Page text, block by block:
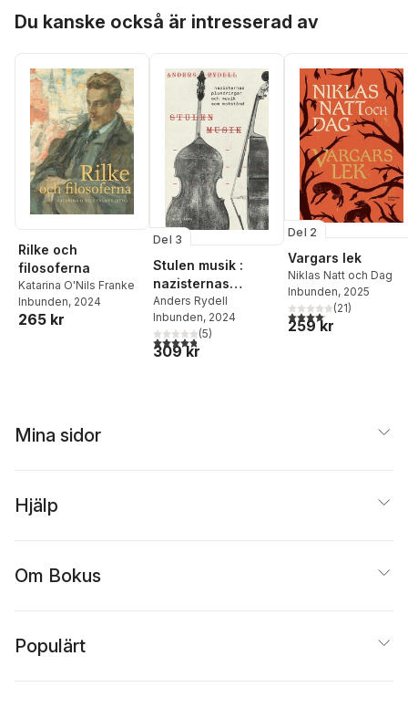
Du kanske också är intresserad av
Rilke och
filosoferna
Katarina O'Nils Franke
Inbunden, 2024
265 kr
Del 3
Stulen musik :
nazisternas
plundringar och
musik som
motstånd
Anders Rydell
Inbunden, 2024
4,8utav 5 stjärnor. Totalt antal röster:
(5)
309 kr
Del 2
Vargars lek
Niklas Natt och Dag
Inbunden, 2025
4,1utav 5 stjärnor.
(21)
259 kr
Mina sidor
Hjälp
Om Bokus
Populärt